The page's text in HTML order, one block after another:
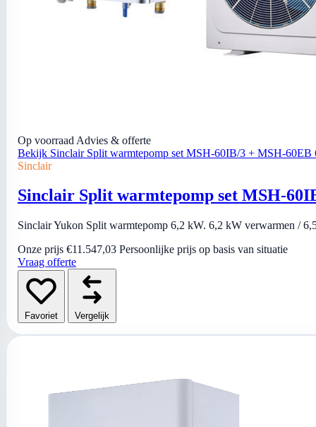
Op voorraad Advies & offerte
Bekijk Sinclair Split warmtepomp set MSH-60IB/3 + MSH-60EB
Sinclair
Sinclair Split warmtepomp set MSH-
Sinclair Yukon Split warmtepomp 6,2 kW. 6,2 kW verwarmen /
Onze prijs €11.547,03 Persoonlijke prijs op basis van situatie
Vraag offerte
Favoriet Vergelijk